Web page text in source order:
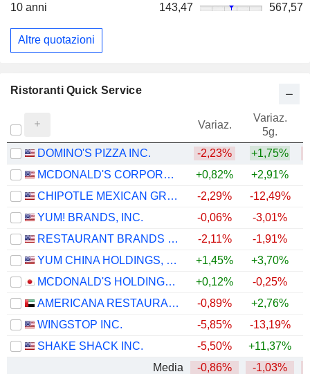
10 anni
143,47 567,57
Altre quotazioni
Ristoranti Quick Service
Variaz.
Variaz.
5g.
DOMINO'S PIZZA INC. -2,23% +1,75%
MCDONALD'S CORPORATION
+0,82% +2,91%
CHIPOTLE MEXICAN GRILL, INC.
-2,29% -12,49%
YUM! BRANDS, INC.
-0,06% -3,01%
RESTAURANT BRANDS INTERNATIONAL INC.
-2,11% -1,91%
YUM CHINA HOLDINGS, INC.
+1,45% +3,70%
MCDONALD'S HOLDINGS COMPANY (JAPAN), LTD.
+0,12% -0,25%
AMERICANA RESTAURANTS INTERNATIONAL PLC
-0,89% +2,76%
WINGSTOP INC.
-5,85% -13,19%
SHAKE SHACK INC.
-5,50% +11,37%
Media
-0,86% -1,03%